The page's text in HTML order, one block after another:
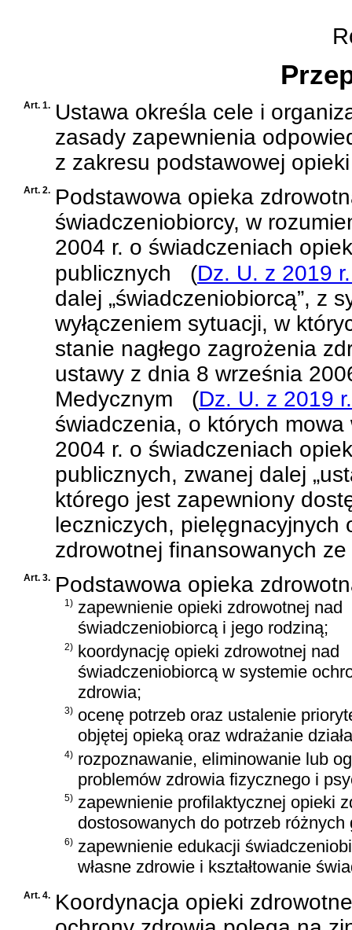
Art. 1. Ustawa określa cele i
zasady zapewnienia
z zakresu podstawowej
Art. 2. Podstawowa opieka
świadczeniobiorcy, w
2004 r. o świadczeniach
publicznych
(Dz. U. z 2019
dalej „świadczeniobiorcą”, z
wyłączeniem sytuacji, w
stanie nagłego zagrożenia
ustawy z dnia 8 września
Medycznym
(Dz. U. z 2019
świadczenia, o których
2004 r. o świadczeniach
publicznych, zwanej dalej
którego jest zapewniony
leczniczych, pielęgnacyjnych
zdrowotnej finansowanych
Art. 3. Podstawowa opieka
1) zapewnienie opieki zdrowotnej nad
świadczeniobiorcą i jego rodziną;
2) koordynację opieki zdrowotnej nad
świadczeniobiorcą w systemie
zdrowia;
3) ocenę potrzeb oraz ustalenie
objętej opieką oraz wdrażanie
4) rozpoznawanie, eliminowanie lub
problemów zdrowia fizycznego i
5) zapewnienie profilaktycznej opieki
dostosowanych do potrzeb różnych
6) zapewnienie edukacji
własne zdrowie i kształtowanie
Art. 4. Koordynacja opieki